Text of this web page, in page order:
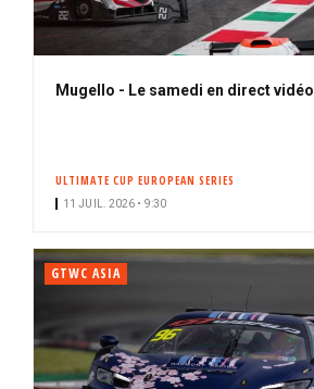
Mugello - Le samedi en direct vidéo
ULTIMATE CUP EUROPEAN SERIES
11 JUIL. 2026 • 9:30
GTWC ASIA